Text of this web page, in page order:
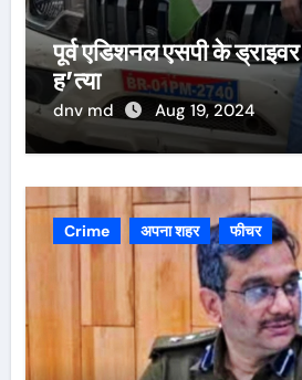
पूर्व एडिशनल एसपी के
ह’त्या
dnv md Aug 19, 2024
Crime अपना शहर फीचर